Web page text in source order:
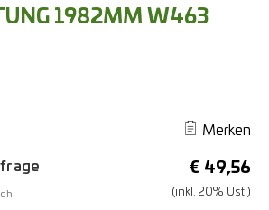
1982MM W463
Merken
€ 49,56
(inkl. 20% Ust.)